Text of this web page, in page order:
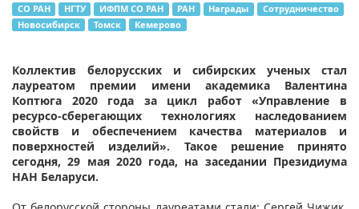
СО РАН НГТУ ИФПМ СО РАН РАН Награды
Сотрудничество
Новосибирск
Томск Кемерово
Коллектив белорусских и сибирских ученых стал
лауреатом премии имени академика Валентина
Коптюга 2020 года за цикл работ «Управление в
ресурсо-сберегающих технологиях наследованием
свойств и обеспечением качества материалов и
поверхностей изделий». Такое решение принято
сегодня, 29 мая 2020 года, на заседании Президиума
НАН Беларуси.